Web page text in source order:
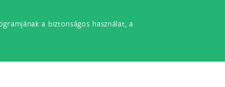
a biztonságos használat, a